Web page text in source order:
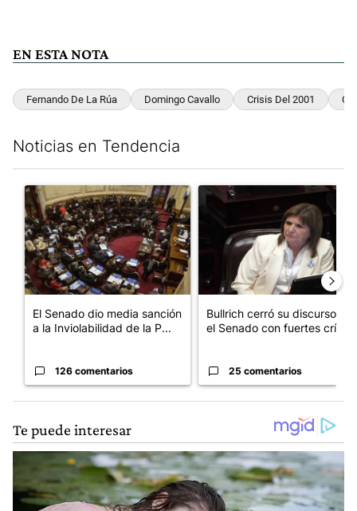
EN ESTA NOTA
Fernando De La Rúa Domingo Cavallo Crisis Del 2001
Noticias en Tendencia
Un artículo de tendencia con el título "El Senado dio media
El Senado dio media sanción
a la Inviolabilidad de la P...
126 comentarios
Un artículo de tendencia
Bullrich cerró su discurso en
el Senado con fuertes crí...
25 comentarios